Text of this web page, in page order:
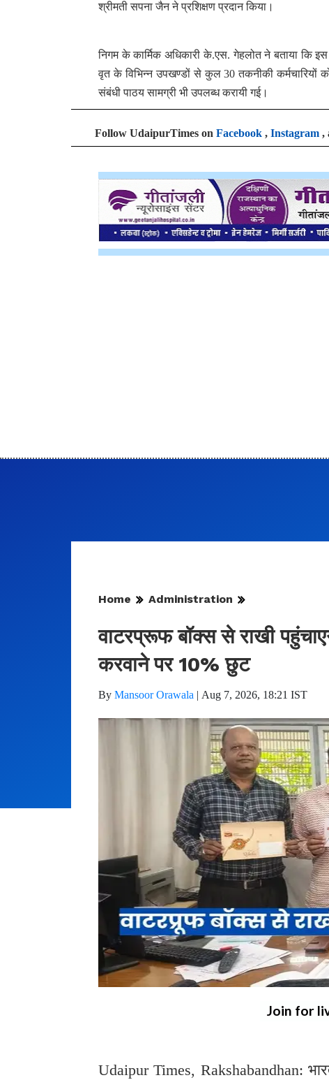
श्रीमती सपना जैन ने प्रशिक्षण प्रदान किया।
निगम के कार्मिक अधिकारी के.एस. गेहलोत ने बताया कि
वृत के विभिन्न उपखण्डों से कुल 30 तकनीकी कर्मचारियों
संबंधी पाठय सामग्री भी उपलब्ध करायी गई।
Follow UdaipurTimes on Facebook , Instagram ,
Home Administration
वाटरप्रूफ बॉक्स से राखी
करवाने पर 10% छुट
By Mansoor Orawala | Aug 7, 2026, 18:21 IST
Join for
Udaipur Times, Rakshabandhan: